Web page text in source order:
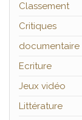
Classement
Critiques
documentaire
Ecriture
Jeux vidéo
Littérature